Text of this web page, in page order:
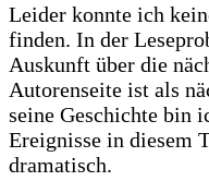
Leider konnte ich
finden. In der
Auskunft über die
Autorenseite ist als
seine Geschichte bin
Ereignisse in diesem
dramatisch.